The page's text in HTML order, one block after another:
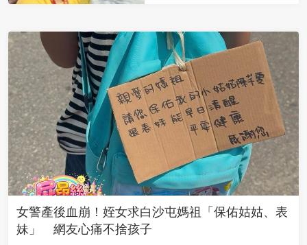
女警產後血崩！姪女求白沙屯媽祖「保佑姑姑、表
妹」 網友心痛不捨孩子